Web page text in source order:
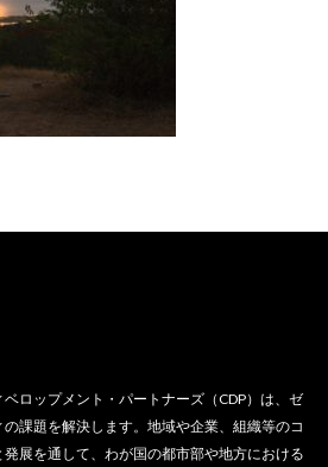
ロップメント・パートナーズ（CDP）は、ゼ
課題を解決します。地域や企業、組織等のコ
展を通して、わが国の都市部や地方における